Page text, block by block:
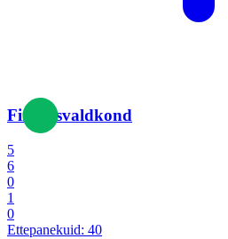
Finantsvaldkond
5
6
0
1
0
Ettepanekuid: 40